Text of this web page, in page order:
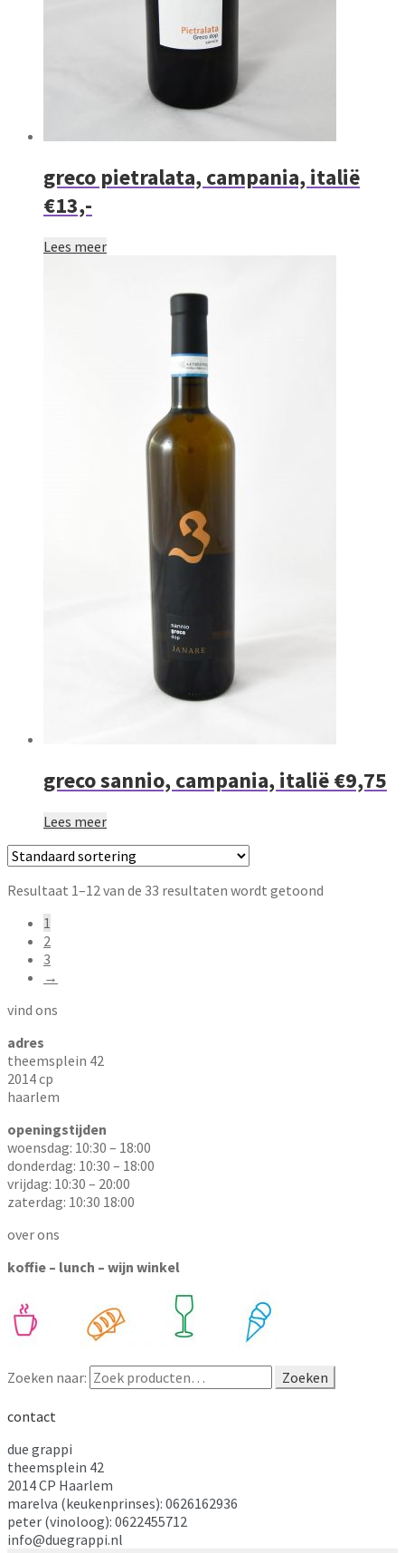
greco pietralata, campania, italië
€13,-
Lees meer
greco sannio, campania, italië €9,75
Lees meer
Resultaat 1–12 van de 33 resultaten wordt getoond
1
2
3
→
vind ons
adres
theemsplein 42
2014 cp
haarlem
openingstijden
woensdag: 10:30 – 18:00
donderdag: 10:30 – 18:00
vrijdag: 10:30 – 20:00
zaterdag: 10:30 18:00
over ons
koffie – lunch – wijn winkel
Zoeken naar: Zoeken
contact
due grappi
theemsplein 42
2014 CP Haarlem
marelva (keukenprinses): 0626162936
peter (vinoloog): 0622455712
info@duegrappi.nl